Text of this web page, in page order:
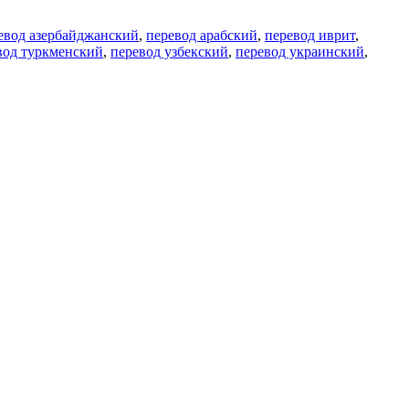
азербайджанский, перевод арабский, перевод иврит,
туркменский, перевод узбекский, перевод украинский,